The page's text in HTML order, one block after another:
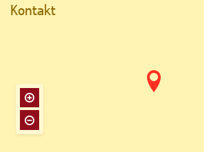
Kontakt